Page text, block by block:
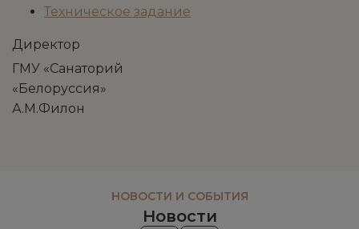
Техническое задание
Директор
ГМУ «Санаторий
«Белоруссия»
А.М.Филон
НОВОСТИ И СОБЫТИЯ
Новости